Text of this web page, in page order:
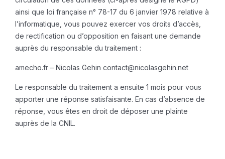
ainsi que loi française n° 78-17 du 6 janvier 1978 relative à
l’informatique, vous pouvez exercer vos droits d’accès,
de rectification ou d’opposition en faisant une demande
auprès du responsable du traitement :
amecho.fr – Nicolas Gehin contact@nicolasgehin.net
Le responsable du traitement a ensuite 1 mois pour vous
apporter une réponse satisfaisante. En cas d’absence de
réponse, vous êtes en droit de déposer une plainte
auprès de la CNIL.